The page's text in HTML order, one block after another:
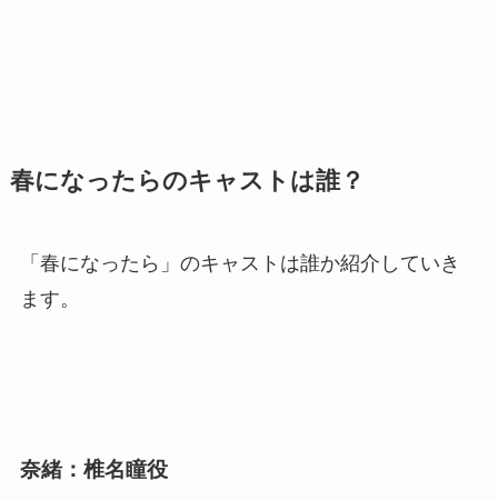
春になったらのキャストは誰？
「春になったら」のキャストは誰か紹介していき
ます。
奈緒：椎名瞳役